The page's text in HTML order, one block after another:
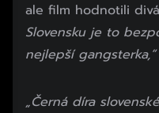
ale film hodnotili
Slovensku je to
nejlepší gangsterka,“
„Černá díra